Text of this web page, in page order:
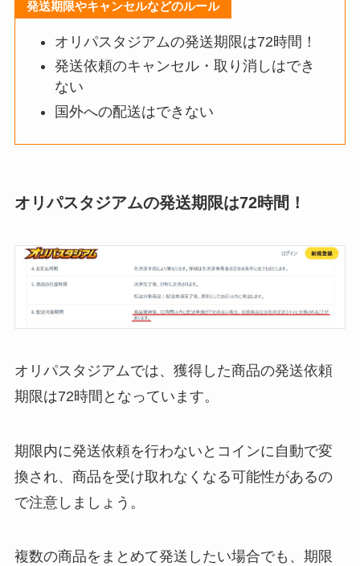
発送期限やキャンセルなどのルール
オリパスタジアムの発送期限は72時間！
発送依頼のキャンセル・取り消しはでき
ない
国外への配送はできない
オリパスタジアムの発送期限は72時間！
オリパスタジアムでは、獲得した商品の発送依頼
期限は72時間となっています。
期限内に発送依頼を行わないとコインに自動で変
換され、商品を受け取れなくなる可能性があるの
で注意しましょう。
複数の商品をまとめて発送したい場合でも、期限